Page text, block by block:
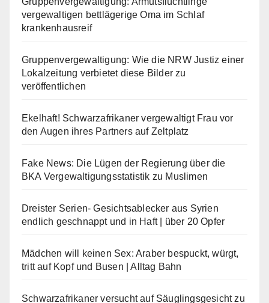
vergewaltigen bettlägerige Oma im Schlaf
krankenhausreif
Gruppenvergewaltigung: Wie die NRW Justiz einer
Lokalzeitung verbietet diese Bilder zu
veröffentlichen
Ekelhaft! Schwarzafrikaner vergewaltigt Frau vor
den Augen ihres Partners auf Zeltplatz
Fake News: Die Lügen der Regierung über die
BKA Vergewaltigungsstatistik zu Muslimen
Dreister Serien- Gesichtsablecker aus Syrien
endlich geschnappt und in Haft | über 20 Opfer
Mädchen will keinen Sex: Araber bespuckt, würgt,
tritt auf Kopf und Busen | Alltag Bahn
Schwarzafrikaner versucht auf Säuglingsgesicht zu